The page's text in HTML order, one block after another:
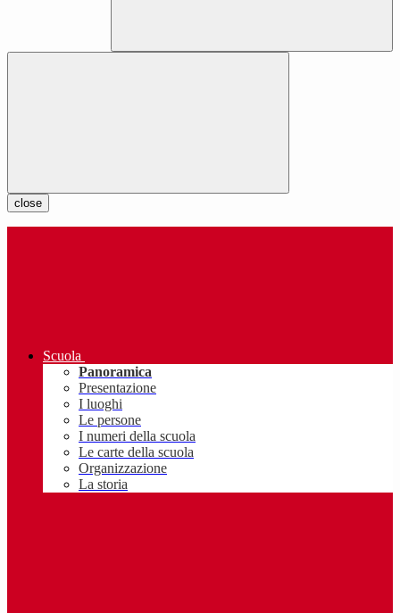
close
Scuola
Panoramica
Presentazione
I luoghi
Le persone
I numeri della scuola
Le carte della scuola
Organizzazione
La storia